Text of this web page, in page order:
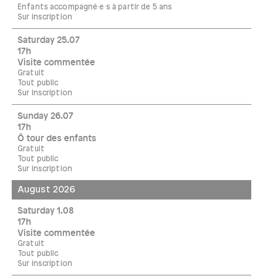
Enfants accompagné·e·s à partir de 5 ans
Sur inscription
Saturday 25.07
17h
Visite commentée
Gratuit
Tout public
Sur inscription
Sunday 26.07
17h
Ô tour des enfants
Gratuit
Tout public
Sur inscription
August 2026
Saturday 1.08
17h
Visite commentée
Gratuit
Tout public
Sur inscription